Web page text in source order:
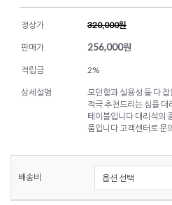
정상가 320,000원
판매가 256,000원
적립금 2%
상세설명
모던함과 실용성 둘 다
적극 추천드리는 심플 대
테이블입니다 대리석의
품입니다 고객센터로 문
배송비